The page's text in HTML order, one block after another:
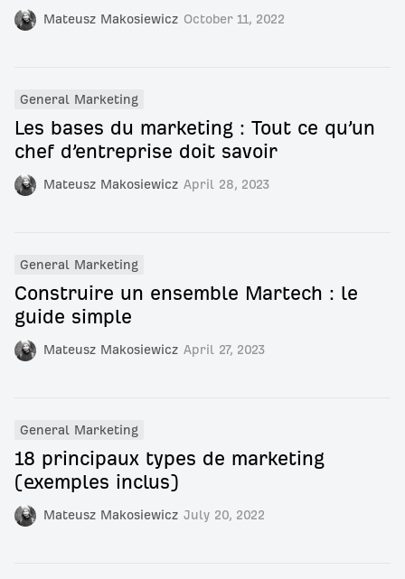
Mateusz Makosiewicz October 11, 2022
Mateusz Makosiewicz April 28, 2023
General Marketing
Les bases du marketing : Tout ce qu’un
chef d’entreprise doit savoir
Mateusz Makosiewicz April 27, 2023
General Marketing
Construire un ensemble Martech : le
guide simple
Mateusz Makosiewicz July 20, 2022
General Marketing
18 principaux types de marketing
(exemples inclus)